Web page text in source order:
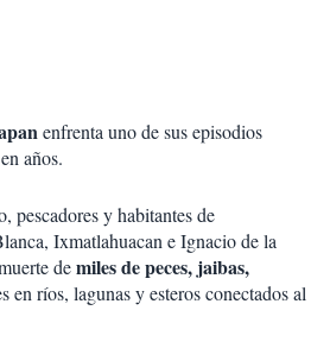
enfrenta uno de sus episodios
años.
pescadores y habitantes de
Ixmatlahuacan e Ignacio de la
demiles de peces, jaibas,
en ríos, lagunas y esteros conectados al